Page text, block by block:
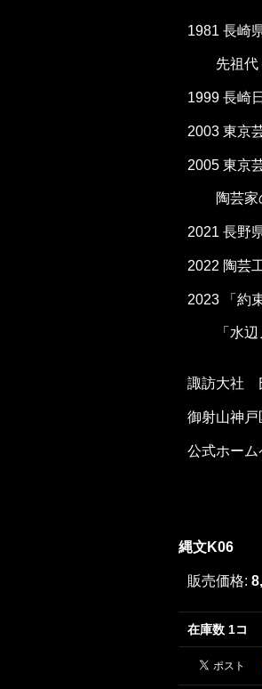
1981 長崎
先祖代々
1999 長崎
2003 東京
2005 東京
陶芸家
2021 長野
2022 陶芸
2023 「約
「水辺ノ
諏訪大社
御射山神
公式ホー
縄文K06
販売価格:
在庫数 1コ